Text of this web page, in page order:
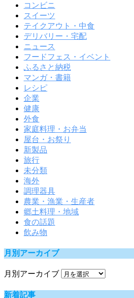
コンビニ
スイーツ
テイクアウト・中食
デリバリー・宅配
ニュース
フードフェス・イベント
ふるさと納税
マンガ・書籍
レシピ
企業
健康
外食
家庭料理・お弁当
屋台・お祭り
新製品
旅行
未分類
海外
調理器具
農業・漁業・生産者
郷土料理・地域
食の話題
飲み物
月別アーカイブ
月別アーカイブ
新着記事